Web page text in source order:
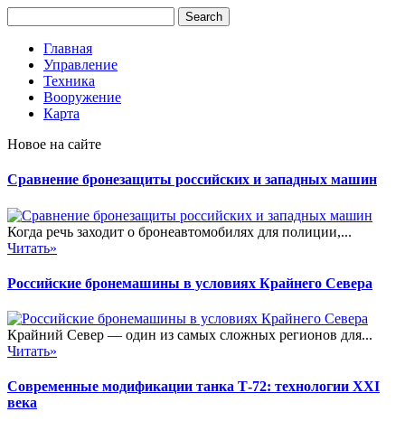
Главная
Управление
Техника
Вооружение
Карта
Новое на сайте
Сравнение бронезащиты российских и западных машин
Когда речь заходит о бронеавтомобилях для полиции,...
Читать»
Российские бронемашины в условиях Крайнего Севера
Крайний Север — один из самых сложных регионов для...
Читать»
Современные модификации танка Т-72: технологии XXI
века